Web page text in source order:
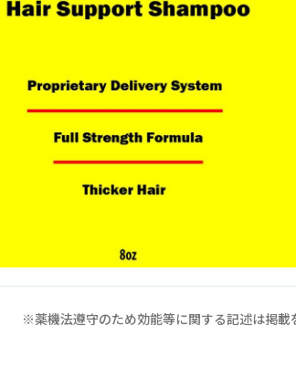
※薬機法遵守のため効能等に関する記述は掲載